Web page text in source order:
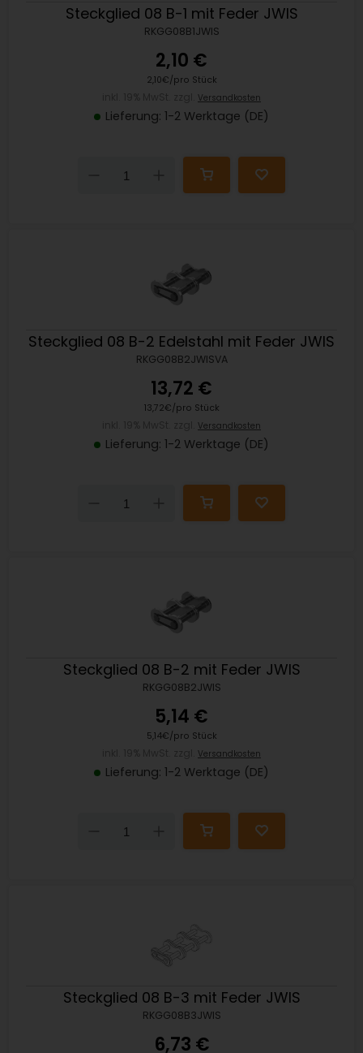
Steckglied 08 B-1 mit Feder JWIS
RKGG08B1JWIS
2,10 €
2,10€/pro Stück
Versandkosten
Lieferung: 1-2 Werktage (DE)
Down
Steckglied 08 B-2 Edelstahl mit Feder JWIS
RKGG08B2JWISVA
13,72 €
13,72€/pro Stück
Versandkosten
Lieferung: 1-2 Werktage (DE)
Down
Steckglied 08 B-2 mit Feder JWIS
RKGG08B2JWIS
5,14 €
5,14€/pro Stück
Versandkosten
Lieferung: 1-2 Werktage (DE)
Down
Steckglied 08 B-3 mit Feder JWIS
RKGG08B3JWIS
6,73 €